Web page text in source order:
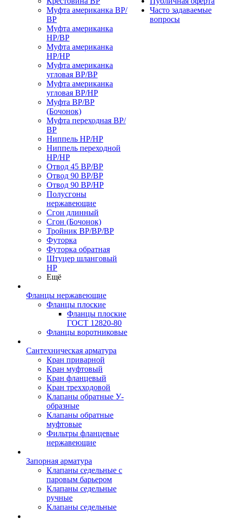
Муфта американка ВР/
ВР
Муфта американка
НР/ВР
Муфта американка
НР/НР
Муфта американка
угловая ВР/ВР
Муфта американка
угловая ВР/НР
Муфта ВР/ВР
(Бочонок)
Муфта переходная ВР/
ВР
Ниппель НР/НР
Ниппель переходной
НР/НР
Отвод 45 ВР/ВР
Отвод 90 ВР/ВР
Отвод 90 ВР/НР
Полусгоны
нержавеющие
Сгон длинный
Сгон (Бочонок)
Тройник ВР/ВР/ВР
Футорка
Футорка обратная
Штуцер шланговый
НР
Ещё
Фланцы нержавеющие
Фланцы плоские
Фланцы плоские
ГОСТ 12820-80
Фланцы воротниковые
Сантехническая арматура
Кран приварной
Кран муфтовый
Кран фланцевый
Кран трехходовой
Клапаны обратные У-
образные
Клапаны обратные
муфтовые
Фильтры фланцевые
нержавеющие
Запорная арматура
Клапаны седельные с
паровым барьером
Клапаны седельные
ручные
Клапаны седельные
Часто задаваемые
вопросы